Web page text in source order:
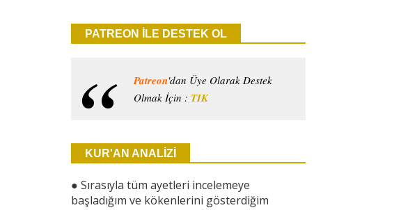
PATREON İLE DESTEK OL
Patreon'dan Üye Olarak Destek
Olmak İçin : TIK
KUR'AN ANALİZİ
●Sırasıyla tüm ayetleri incelemeye
başladığım ve kökenlerini gösterdiğim